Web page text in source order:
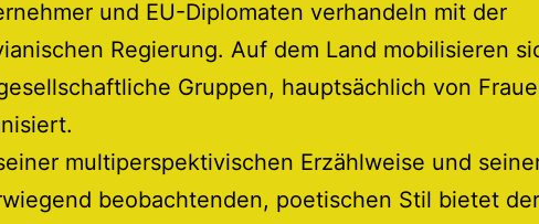
und EU-Diplomaten verhandeln mit der
Regierung. Auf dem Land mobilisieren
Gruppen, hauptsächlich von
multiperspektivischen Erzählweise und
beobachtenden, poetischen Stil bietet